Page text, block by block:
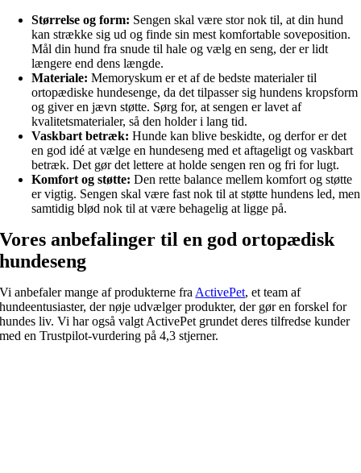
Størrelse og form: Sengen skal være stor nok til, at din hund
kan strække sig ud og finde sin mest komfortable soveposition.
Mål din hund fra snude til hale og vælg en seng, der er lidt
længere end dens længde.
Materiale: Memoryskum er et af de bedste materialer til
ortopædiske hundesenge, da det tilpasser sig hundens kropsform
og giver en jævn støtte. Sørg for, at sengen er lavet af
kvalitetsmaterialer, så den holder i lang tid.
Vaskbart betræk: Hunde kan blive beskidte, og derfor er det
en god idé at vælge en hundeseng med et aftageligt og vaskbart
betræk. Det gør det lettere at holde sengen ren og fri for lugt.
Komfort og støtte: Den rette balance mellem komfort og støtte
er vigtig. Sengen skal være fast nok til at støtte hundens led, men
samtidig blød nok til at være behagelig at ligge på.
Vores anbefalinger til en god ortopædisk
hundeseng
Vi anbefaler mange af produkterne fra ActivePet, et team af
hundeentusiaster, der nøje udvælger produkter, der gør en forskel for
hundes liv. Vi har også valgt ActivePet grundet deres tilfredse kunder
med en Trustpilot-vurdering på 4,3 stjerner.